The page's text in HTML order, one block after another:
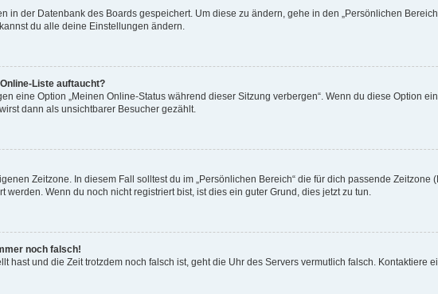
in der Datenbank des Boards gespeichert. Um diese zu ändern, gehe in den „Persönlichen
du alle deine Einstellungen ändern.
Liste auftaucht?
eine Option „Meinen Online-Status während dieser Sitzung verbergen“. Wenn du diese Option
dann als unsichtbarer Besucher gezählt.
Zeitzone. In diesem Fall solltest du im „Persönlichen Bereich“ die für dich passende Zeitzone
Wenn du noch nicht registriert bist, ist dies ein guter Grund, dies jetzt zu tun.
noch falsch!
hast und die Zeit trotzdem noch falsch ist, geht die Uhr des Servers vermutlich falsch. Kontaktiere